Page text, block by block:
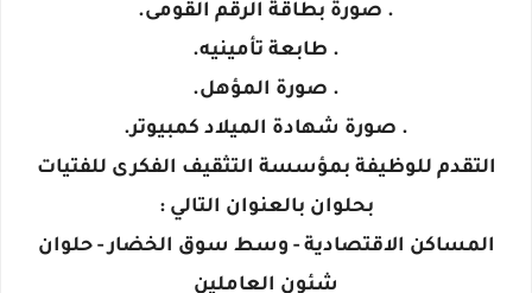
. صورة بطاقة الرقم القومى.
. طابعة تأمينيه.
. صورة المؤهل.
. صورة شهادة الميلاد كمبيوتر.
التقدم للوظيفة بمؤسسة التثقيف الفكرى للفتيات
بحلوان بالعنوان التالي :
المساكن الاقتصادية - وسط سوق الخضار - حلوان
شئون العاملين